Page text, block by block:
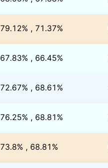
79.12% , 71.37%
67.83% , 66.45%
72.67% , 68.61%
76.25% , 68.81%
73.8% , 68.81%